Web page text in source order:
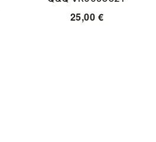
25,00 €